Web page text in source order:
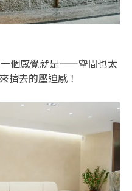
一個感覺就是——空間也太
擠去的壓迫感！